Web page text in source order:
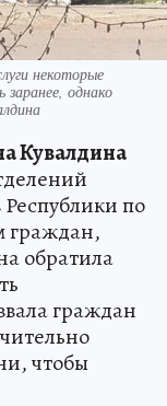
некоторые
однако
Кувалдина
по
граждан,
обратила
граждан
чтобы